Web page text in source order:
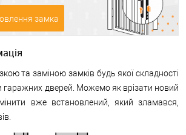
замка
та заміною замків будь якої складності
гаражних дверей. Можемо як врізати новий
вже встановлений, який зламався,